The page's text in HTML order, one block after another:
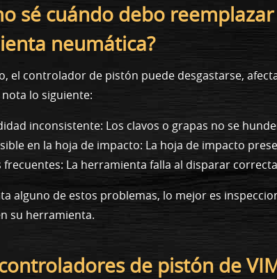
sé cuándo debo
neumática?
el controlador de pistón puede desgastarse,
lo siguiente:
inconsistente: Los clavos o grapas no se
en la hoja de impacto: La hoja de impacto
frecuentes: La herramienta falla al disparar
alguno de estos problemas, lo mejor es
su herramienta.
de pistón de